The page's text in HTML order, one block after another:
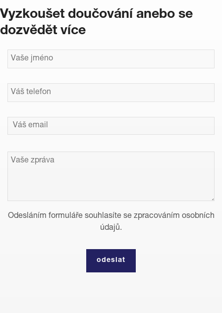
Vyzkoušet doučování anebo se
dozvědět více
Odesláním formuláře souhlasíte se zpracováním osobních
údajů.